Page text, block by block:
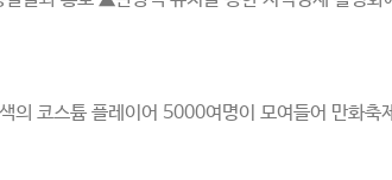
코스튬 플레이어 5000여명이 모여들어 만화축